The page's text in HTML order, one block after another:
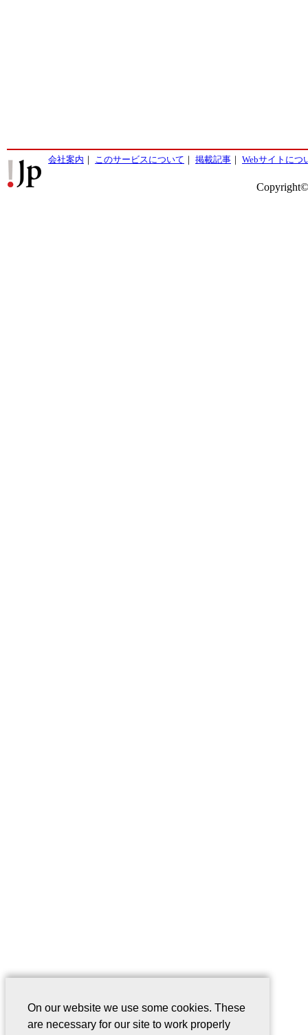
会社案内 ｜ このサービスについて ｜ 掲載記事 ｜ Webサイトにつ
On our website we use some cookies. These
are necessary for our site to work properly